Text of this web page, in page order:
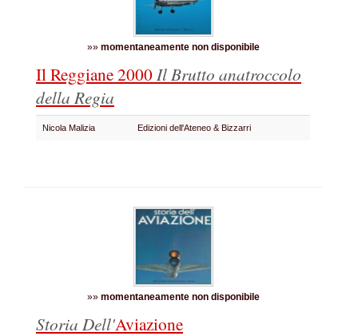
»» momentaneamente non disponibile
Il Reggiane 2000Il Brutto anatroccolo
della Regia
Nicola Malizia Edizioni dell'Ateneo & Bizzarri
»» momentaneamente non disponibile
Storia Dell'Aviazione